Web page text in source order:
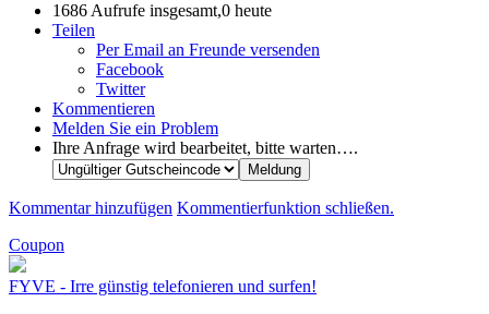
1686 Aufrufe insgesamt,0 heute
Teilen
Per Email an Freunde versenden
Facebook
Twitter
Kommentieren
Melden Sie ein Problem
Ihre Anfrage wird bearbeitet, bitte warten….
Kommentar hinzufügen Kommentierfunktion schließen.
Coupon
FYVE - Irre günstig telefonieren und surfen!